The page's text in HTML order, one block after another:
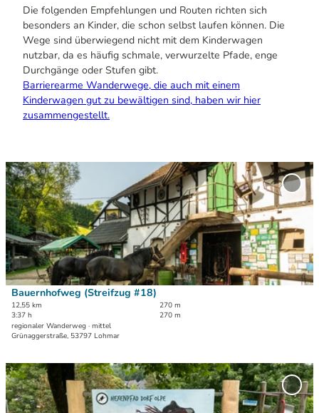
Die folgenden Empfehlungen und Routen richten sich
besonders an Kinder, die schon selbst laufen können. Die
Wege sind überwiegend nicht mit dem Kinderwagen
nutzbar, da es häufig schmale, verwurzelte Pfade, enge
Durchgänge oder Stufen gibt.
Barrierearme Wanderwege, die auch mit einem
Kinderwagen gut zu bewältigen sind, haben wir hier
zusammengestellt.
D
e
t
a
i
l
s
e
i
a
u
e
r
Dominik Ketz | KI-optimiert |CC-BY-SA
#18)'
Bauernhofweg (Streifzug #18)
12,55 km
270 m
3:37 h
270 m
regionaler Wanderweg · mittel
Grünaggerstraße, 53797 Lohmar
D
e
t
Dorf